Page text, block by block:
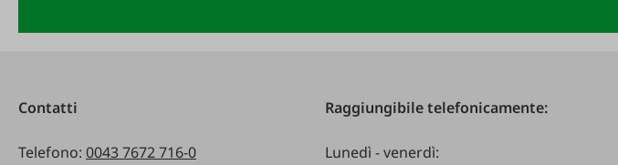
Contatti
Telefono: 0043 7672 716-0
Raggiungibile telefonicamente:
Lunedì - venerdì: